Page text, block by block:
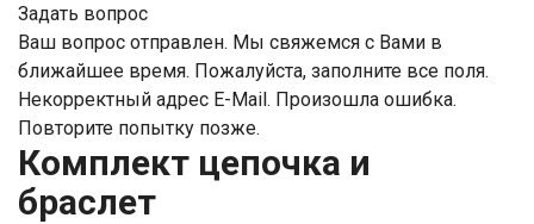
Задать вопрос
Ваш вопрос отправлен. Мы свяжемся с Вами в
ближайшее время. Пожалуйста, заполните все поля.
Некорректный адрес E-Mail. Произошла ошибка.
Повторите попытку позже.
Комплект цепочка и
браслет